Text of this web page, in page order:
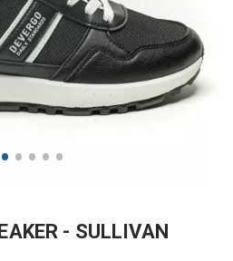
- SULLIVAN